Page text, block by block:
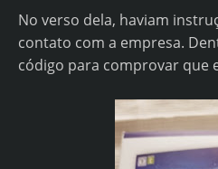
No verso dela, haviam
contato com a empresa.
código para comprovar que